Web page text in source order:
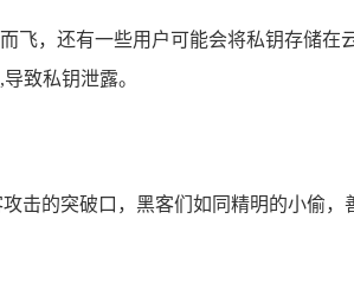
飞，还有一些用户可能会将私钥存储在
致私钥泄露。
击的突破口，黑客们如同精明的小偷，